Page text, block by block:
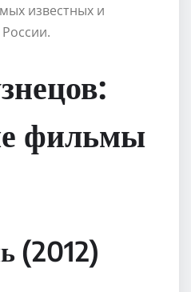
известных и
фильмы
(2012)